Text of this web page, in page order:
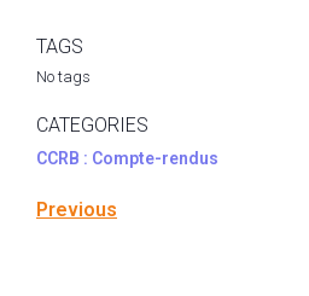
TAGS
No tags
CATEGORIES
CCRB : Compte-rendus
Previous